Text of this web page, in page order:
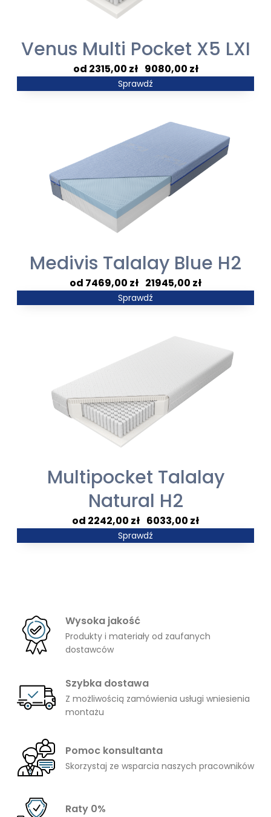
Venus Multi Pocket X5 LXI
2315,00 zł– 9080,00 zł
Zakres
9080,00 zł
Sprawdź
Medivis Talalay Blue H2
7469,00 zł 21945,00 zł
Zakres
21945,00 zł
Sprawdź
Multipocket Talalay
Natural H2
2242,00 zł 6033,00 zł
Zakres
Sprawdź
Wysoka jakość
Produkty i materiały od zaufanych
dostawców
Szybka dostawa
Z możliwością zamówienia usługi wniesienia
montażu
Pomoc konsultanta
Skorzystaj ze wsparcia naszych pracowników
Raty 0%